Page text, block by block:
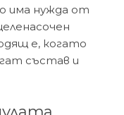
има нужда от
е, когато
състав и